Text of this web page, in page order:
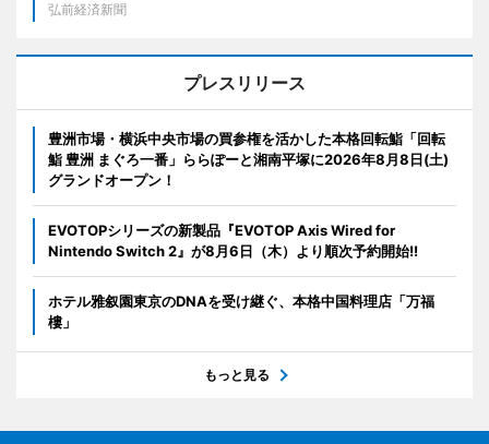
弘前経済新聞
プレスリリース
豊洲市場・横浜中央市場の買参権を活かした本格回転鮨「回転
鮨 豊洲 まぐろ一番」ららぽーと湘南平塚に2026年8月8日(土)
グランドオープン！
EVOTOPシリーズの新製品『EVOTOP Axis Wired for
Nintendo Switch 2』が8月6日（木）より順次予約開始!!
ホテル雅叙園東京のDNAを受け継ぐ、本格中国料理店「万福
樓」
もっと見る